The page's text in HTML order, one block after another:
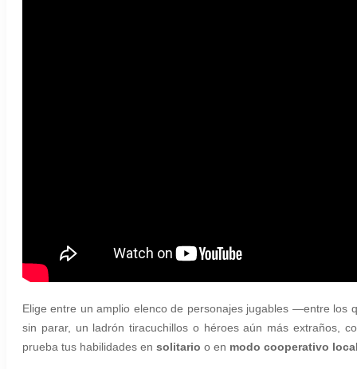
Elige entre un amplio elenco de personajes jugables —entre los
sin parar, un ladrón tiracuchillos o héroes aún más extraños,
prueba tus habilidades en solitario o en modo cooperativo